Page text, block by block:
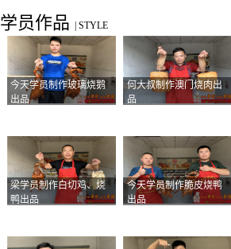
学员作品 STYLE
今天学员制作玻璃烧鹅
出品
何大叔制作澳门烧肉出
品
梁学员制作白切鸡、烧
鸭出品
今天学员制作脆皮烧鸭
出品